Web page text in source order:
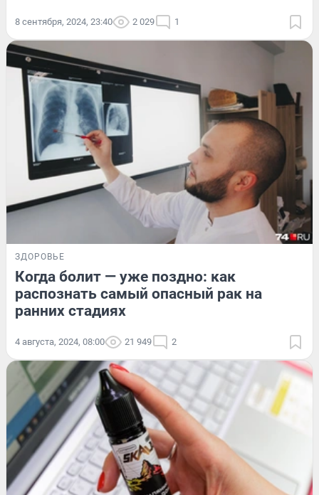
8 сентября, 2024, 23:40 2 029 1
ЗДОРОВЬЕ
Когда болит — уже поздно: как
распознать самый опасный рак на
ранних стадиях
4 августа, 2024, 08:00 21 949 2